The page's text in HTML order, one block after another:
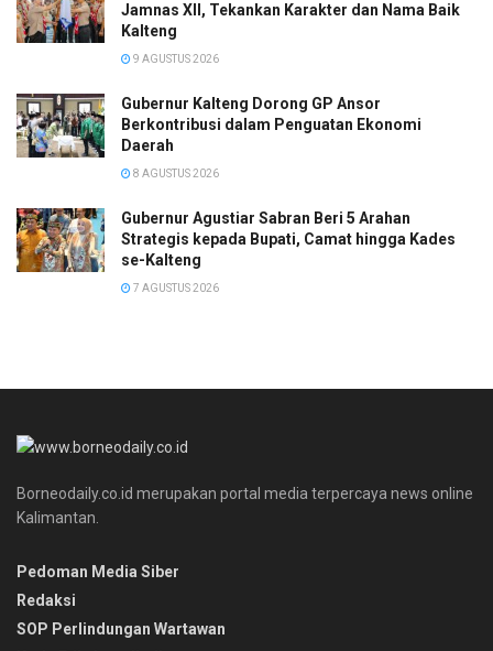
Jamnas XII, Tekankan Karakter dan Nama Baik
Kalteng
9 AGUSTUS 2026
Gubernur Kalteng Dorong GP Ansor
Berkontribusi dalam Penguatan Ekonomi
Daerah
8 AGUSTUS 2026
Gubernur Agustiar Sabran Beri 5 Arahan
Strategis kepada Bupati, Camat hingga Kades
se-Kalteng
7 AGUSTUS 2026
Borneodaily.co.id merupakan portal media terpercaya news online
Kalimantan.
Pedoman Media Siber
Redaksi
SOP Perlindungan Wartawan